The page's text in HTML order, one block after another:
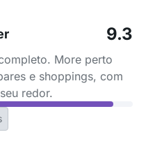
9.3
More perto
e shoppings, com
redor.